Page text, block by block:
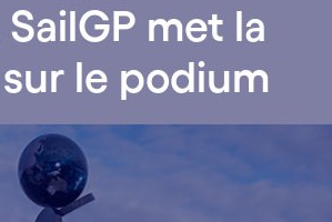
met la
le podium